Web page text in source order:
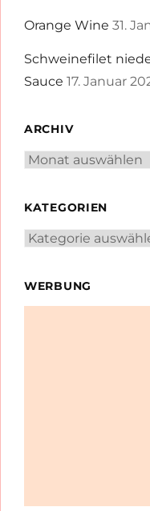
Orange Wine 31.
Schweinefilet
Sauce 17. Januar
ARCHIV
Archiv
KATEGORIEN
Kategorien
WERBUNG